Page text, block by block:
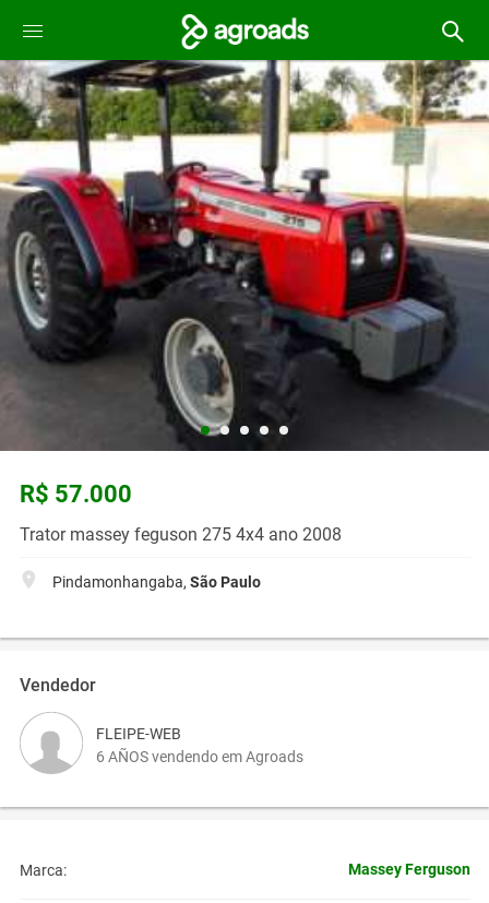
R$ 57.000
Trator massey feguson 275 4x4 ano 2008
Pindamonhangaba, São Paulo
Vendedor
FLEIPE-WEB
6 AÑOS vendendo em Agroads
Marca: Massey Ferguson